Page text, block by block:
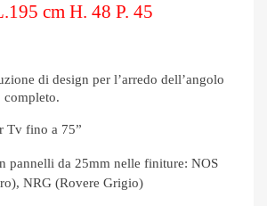
cm H. 48 P. 45
di design per l’arredo dell’angolo
Tv fino a 75”
pannelli da 25mm nelle finiture: NOS
NRG (Rovere Grigio)